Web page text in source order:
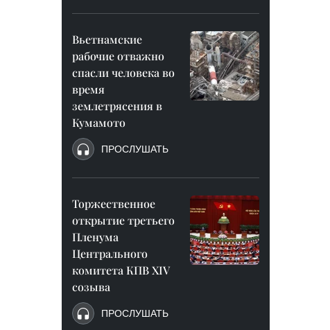
Вьетнамские
рабочие отважно
спасли человека во
время
землетрясения в
Кумамото
ПРОСЛУШАТЬ
Торжественное
открытие третьего
Пленума
Центрального
комитета КПВ XIV
созыва
ПРОСЛУШАТЬ